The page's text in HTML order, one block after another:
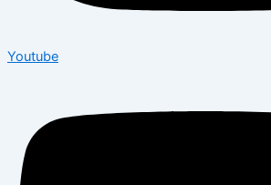
Youtube